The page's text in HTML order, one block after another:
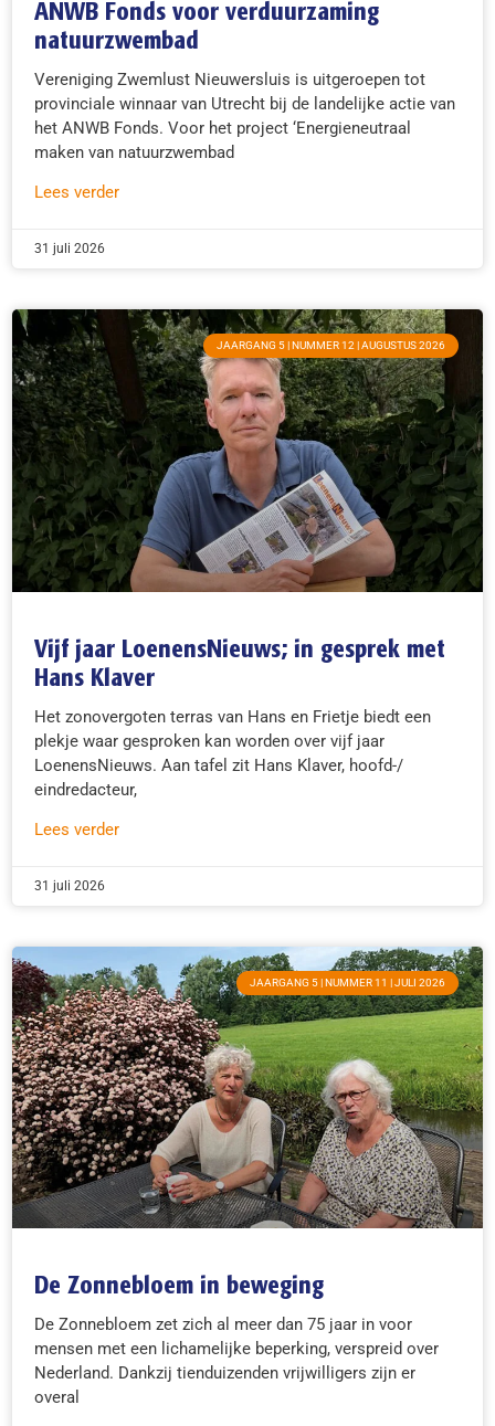
ANWB Fonds voor verduurzaming
natuurzwembad
Vereniging Zwemlust Nieuwersluis is uitgeroepen tot
provinciale winnaar van Utrecht bij de landelijke actie van
het ANWB Fonds. Voor het project ‘Energieneutraal
maken van natuurzwembad
Lees verder
31 juli 2026
JAARGANG 5 | NUMMER 12 | AUGUSTUS 2026
Vijf jaar LoenensNieuws; in gesprek met
Hans Klaver
Het zonovergoten terras van Hans en Frietje biedt een
plekje waar gesproken kan worden over vijf jaar
LoenensNieuws. Aan tafel zit Hans Klaver, hoofd-/
eindredacteur,
Lees verder
31 juli 2026
JAARGANG 5 | NUMMER 11 | JULI 2026
De Zonnebloem in beweging
De Zonnebloem zet zich al meer dan 75 jaar in voor
mensen met een lichamelijke beperking, verspreid over
Nederland. Dankzij tienduizenden vrijwilligers zijn er
overal